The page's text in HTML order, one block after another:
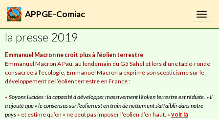
APPGE-Comiac
arguments publiés
la presse 2019
Emmanuel Macron ne croit plus à l’éolien terrestre
Emmanuel Macron A Pau, au lendemain du G5 Sahel et lors d’une table-ronde
consacrée à l’écologie, Emmanuel Macron a exprimé son scepticisme sur le
développement de l’éolien terrestre en France :
« Soyons lucides : la capacité à développer massivement l’éolien terrestre est réduite. » Il
a ajouté que « le consensus sur l’éolien est en train de nettement s’affaiblir dans notre
pays » et estimé qu’on « ne peut pas imposer l’éolien d’en haut. » voir la